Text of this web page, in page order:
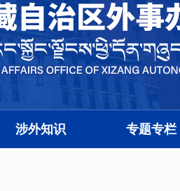
涉外知识 专题专栏